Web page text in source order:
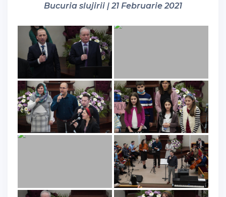
Bucuria slujirii | 21 Februarie 2021